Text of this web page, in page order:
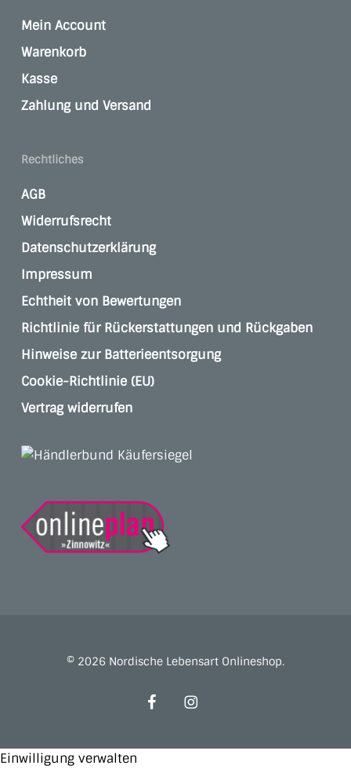
Mein Account
Warenkorb
Kasse
Zahlung und Versand
Rechtliches
AGB
Widerrufsrecht
Datenschutzerklärung
Impressum
Echtheit von Bewertungen
Richtlinie für Rückerstattungen und Rückgaben
Hinweise zur Batterieentsorgung
Cookie-Richtlinie (EU)
Vertrag widerrufen
© 2026 Nordische Lebensart Onlineshop.
facebookinstagram
Einwilligung verwalten